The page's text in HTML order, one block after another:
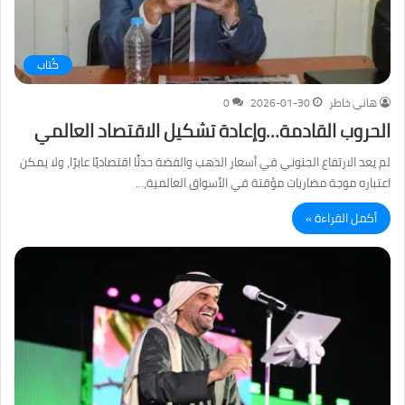
كُتاب
هانى خاطر
2026-01-30
0
الحروب القادمة…وإعادة تشكيل الاقتصاد العالمي
لم يعد الارتفاع الجنوني في أسعار الذهب والفضة حدثًا اقتصاديًا عابرًا، ولا يمكن
اعتباره موجة مضاربات مؤقتة في الأسواق العالمية،…
أكمل القراءة »